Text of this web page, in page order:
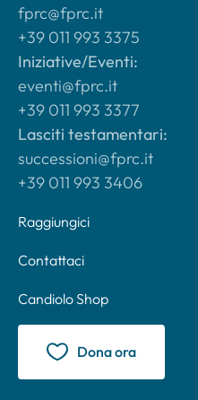
fprc@fprc.it
+39 011 993 3375
Iniziative/Eventi:
eventi@fprc.it
+39 011 993 3377
Lasciti testamentari:
successioni@fprc.it
+39 011 993 3406
Raggiungici
Contattaci
Candiolo Shop
Dona ora